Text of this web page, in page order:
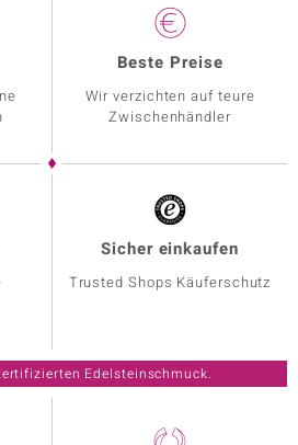
Beste Preise
Wir verzichten auf teure
Zwischenhändler
Sicher einkaufen
Trusted Shops Käuferschutz
Edelsteinschmuck.